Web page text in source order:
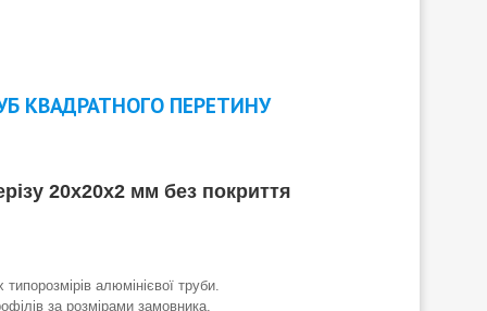
КВАДРАТНОГО ПЕРЕТИНУ
20х20х2 мм без покриття
алюмінієвої труби.
за розмірами замовника.